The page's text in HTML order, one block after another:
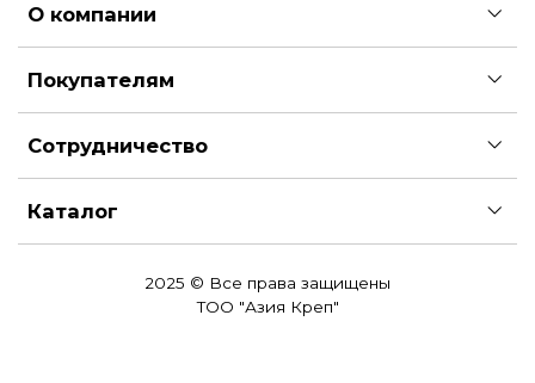
О компании
Покупателям
Сотрудничество
Каталог
2025 © Все права защищены
ТОО "Азия Креп"